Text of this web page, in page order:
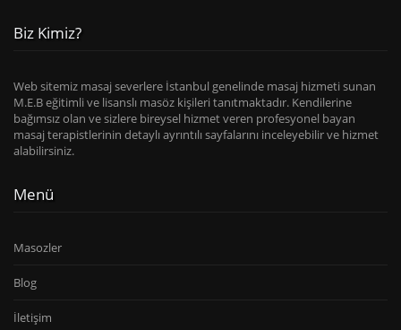
Biz Kimiz?
Web sitemiz masaj severlere İstanbul genelinde masaj hizmeti sunan
M.E.B eğitimli ve lisanslı masöz kişileri tanıtmaktadır. Kendilerine
bağımsız olan ve sizlere bireysel hizmet veren profesyonel bayan
masaj terapistlerinin detaylı ayrıntılı sayfalarını inceleyebilir ve hizmet
alabilirsiniz.
Menü
Masozler
Blog
İletişim